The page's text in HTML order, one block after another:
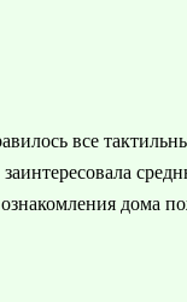
все
дома